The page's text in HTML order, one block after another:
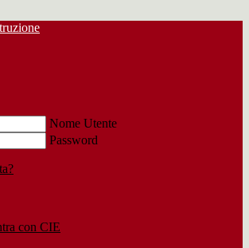
Nome Utente
Password
con CIE